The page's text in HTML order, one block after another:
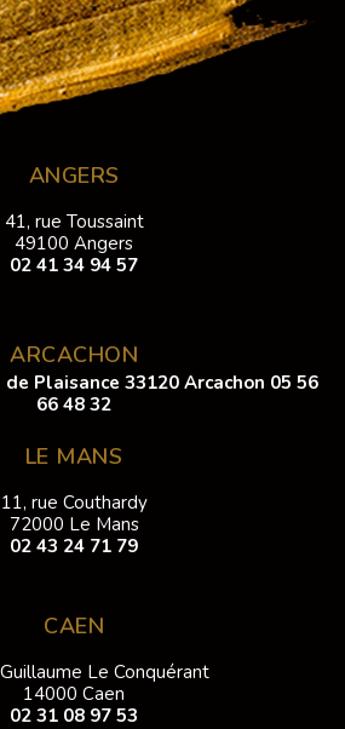
ANGERS
41, rue Toussaint
49100 Angers
02 41 34 94 57
ARCACHON
Plaisance 33120 Arcachon 05 56
66 48 32
LE MANS
11, rue Couthardy
72000 Le Mans
02 43 24 71 79
CAEN
Le Conquérant
14000 Caen
02 31 08 97 53